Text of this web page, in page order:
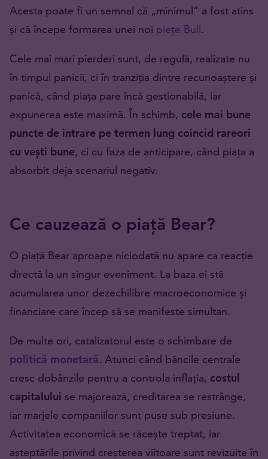
Acesta poate fi un semnal că „minimul” a fost atins
și că începe formarea unei noi piețe Bull.
Cele mai mari pierderi sunt, de regulă, realizate nu
în timpul panicii, ci în tranziția dintre recunoaștere și
panică, când piața pare încă gestionabilă, iar
expunerea este maximă. În schimb, cele mai bune
puncte de intrare pe termen lung coincid rareori
cu vești bune, ci cu faza de anticipare, când piața a
absorbit deja scenariul negativ.
Ce cauzează o piață Bear?
O piață Bear aproape niciodată nu apare ca reacție
directă la un singur eveniment. La baza ei stă
acumularea unor dezechilibre macroeconomice și
financiare care încep să se manifeste simultan.
De multe ori, catalizatorul este o schimbare de
politică monetară. Atunci când băncile centrale
cresc dobânzile pentru a controla inflația, costul
capitalului se majorează, creditarea se restrânge,
iar marjele companiilor sunt puse sub presiune.
Activitatea economică se răcește treptat, iar
așteptările privind creșterea viitoare sunt revizuite în